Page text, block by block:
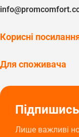
Корисні
Для споживача
Лише важливі